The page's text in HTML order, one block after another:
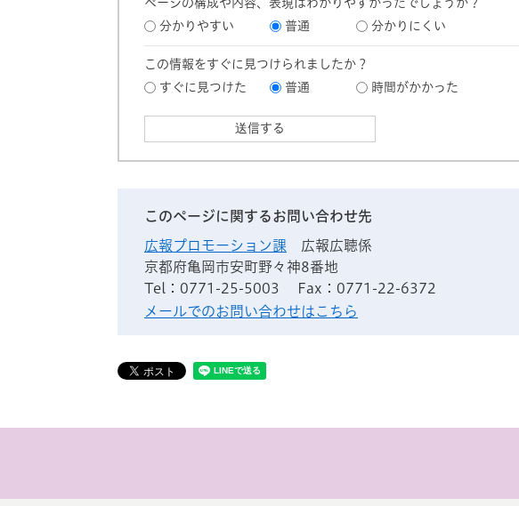
ページの構成や内容、表現はわかりやすかったでしょうか？
分かりやすい
普通 分かりにくい
この情報をすぐに見つけられましたか？
すぐに見つけた
普通 時間がかかった
このページに関するお問い合わせ先
広報プロモーション課
広報広聴係
京都府亀岡市安町野々神8番地
Tel：0771-25-5003
Fax：0771-22-6372
メールでのお問い合わせはこちら